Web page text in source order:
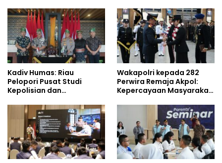
Era Digital
Umrah
Kadiv Humas: Riau
Pelopori Pusat Studi
Kepolisian dan
Policing Masuki Babak
Wakapolri kepada 282
Perwira Remaja Akpol:
Kepercayaan Masyarakat